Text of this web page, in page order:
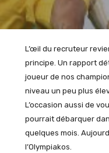
L’œil du recruteur
principe. Un rapport
joueur de nos
niveau un peu plus
L’occasion aussi de
pourrait débarquer
quelques mois.
l’Olympiakos.